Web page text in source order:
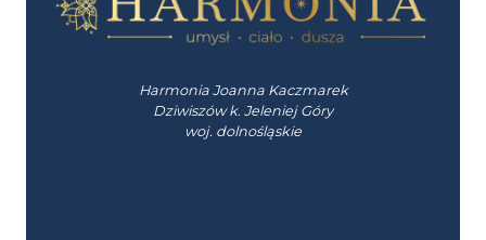
Harmonia Joanna Kaczmarek
Dziwiszów k. Jeleniej Góry
woj. dolnośląskie